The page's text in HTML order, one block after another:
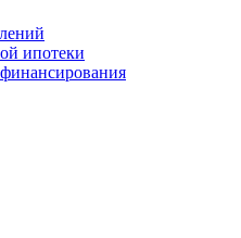
ипотеки